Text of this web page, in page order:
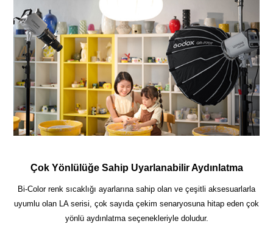
Çok Yönlülüğe Sahip Uyarlanabilir Aydınlatma
Bi-Color renk sıcaklığı ayarlarına sahip olan ve çeşitli aksesuarlarla
uyumlu olan LA serisi, çok sayıda çekim senaryosuna hitap eden çok
yönlü aydınlatma seçenekleriyle doludur.